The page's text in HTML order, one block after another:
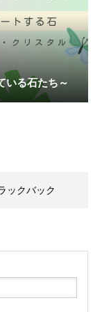
いる石たち～
ックバック